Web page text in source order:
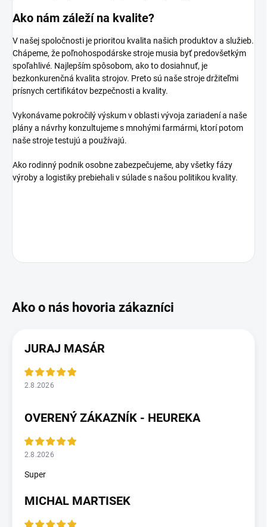
Ako nám záleží na kvalite?
V našej spoločnosti je prioritou kvalita našich produktov a služieb.
Chápeme, že poľnohospodárske stroje musia byť predovšetkým
spoľahlivé. Najlepším spôsobom, ako to dosiahnuť, je
bezkonkurenčná kvalita strojov. Preto sú naše stroje držiteľmi
prísnych certifikátov bezpečnosti a kvality.
Vykonávame pokročilý výskum v oblasti vývoja zariadení a naše
plány a návrhy konzultujeme s mnohými farmármi, ktorí potom
naše stroje testujú a používajú.
Ako rodinný podnik osobne zabezpečujeme, aby všetky fázy
výroby a logistiky prebiehali v súlade s našou politikou kvality.
JURAJ MASÁR
2.8.2026
OVERENÝ ZÁKAZNÍK - HEUREKA
2.8.2026
Super
MICHAL MARTISEK